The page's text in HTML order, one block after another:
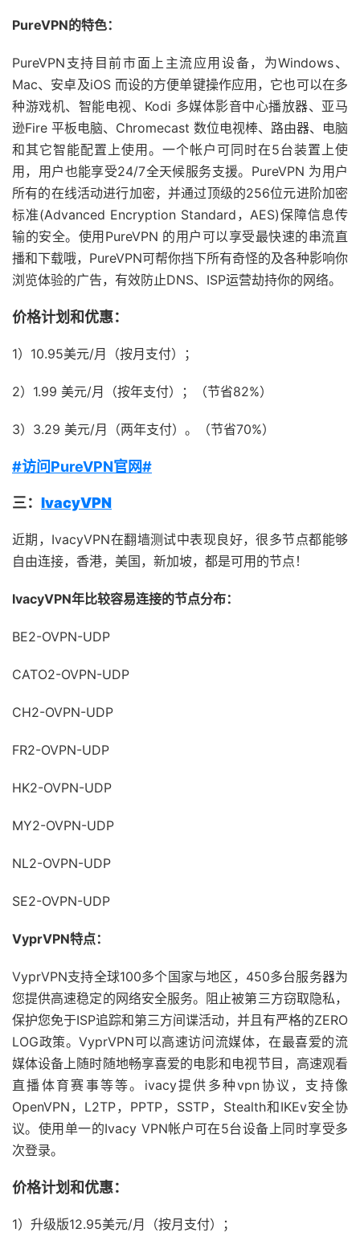
PureVPN的特色：
PureVPN支持目前市面上主流应用设备，为Windows、
Mac、安卓及iOS 而设的方便单键操作应用，它也可以在多
种游戏机、智能电视、Kodi 多媒体影音中心播放器、亚马
逊Fire 平板电脑、Chromecast 数位电视棒、路由器、电脑
和其它智能配置上使用。一个帐户可同时在5台装置上使
用，用户也能享受24/7全天候服务支援。PureVPN 为用户
所有的在线活动进行加密，并通过顶级的256位元进阶加密
标准(Advanced Encryption Standard，AES)保障信息传
输的安全。使用PureVPN 的用户可以享受最快速的串流直
播和下载哦，PureVPN可帮你挡下所有奇怪的及各种影响你
浏览体验的广告，有效防止DNS、ISP运营劫持你的网络。
价格计划和优惠：
1）10.95美元/月（按月支付）；
2）1.99 美元/月（按年支付）；（节省82%）
3）3.29 美元/月（两年支付）。（节省70%）
#访问PureVPN官网#
三： IvacyVPN
近期，IvacyVPN在翻墙测试中表现良好，很多节点都能够
自由连接，香港，美国，新加坡，都是可用的节点！
IvacyVPN年比较容易连接的节点分布：
BE2-OVPN-UDP
CATO2-OVPN-UDP
CH2-OVPN-UDP
FR2-OVPN-UDP
HK2-OVPN-UDP
MY2-OVPN-UDP
NL2-OVPN-UDP
SE2-OVPN-UDP
VyprVPN特点：
VyprVPN支持全球100多个国家与地区，450多台服务器为
您提供高速稳定的网络安全服务。阻止被第三方窃取隐私，
保护您免于ISP追踪和第三方间谍活动，并且有严格的ZERO
LOG政策。VyprVPN可以高速访问流媒体，在最喜爱的流
媒体设备上随时随地畅享喜爱的电影和电视节目，高速观看
直播体育赛事等等。ivacy提供多种vpn协议，支持像
OpenVPN，L2TP，PPTP，SSTP，Stealth和IKEv安全协
议。使用单一的Ivacy VPN帐户可在5台设备上同时享受多
次登录。
价格计划和优惠：
1）升级版12.95美元/月（按月支付）；